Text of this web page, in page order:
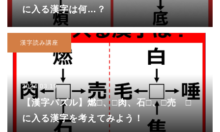
に入る漢字は何…？
漢字読み講座
2024.03.19
【漢字パズル】燃□、□肉、石□、□売 □
に入る漢字を考えてみよう！